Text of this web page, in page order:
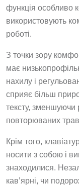
функція особливо
використовують
роботі.
З точки зору
має
нахилу і
сприяє більш
тексту, зменшуючи
повторюваних
Крім того,
носити з собою і
знаходилися.
кав’ярні, чи